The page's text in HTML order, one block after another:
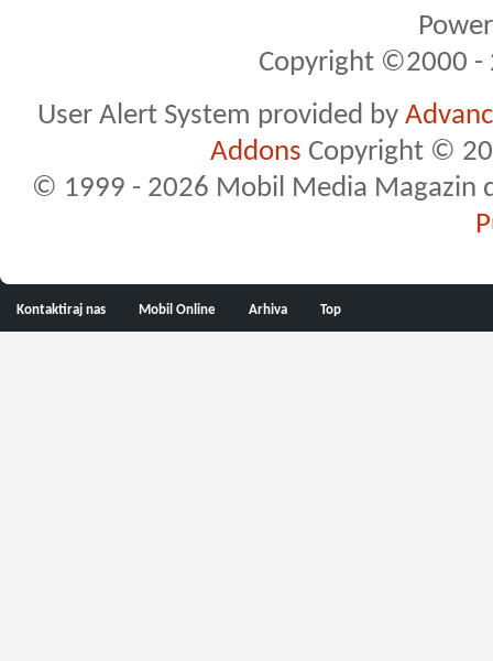
Copyright ©2000 -
User Alert System provided by
Addons Copyright ©
© 1999 - 2026 Mobil Media Magazin
Kontaktiraj nas Mobil Online Arhiva Top